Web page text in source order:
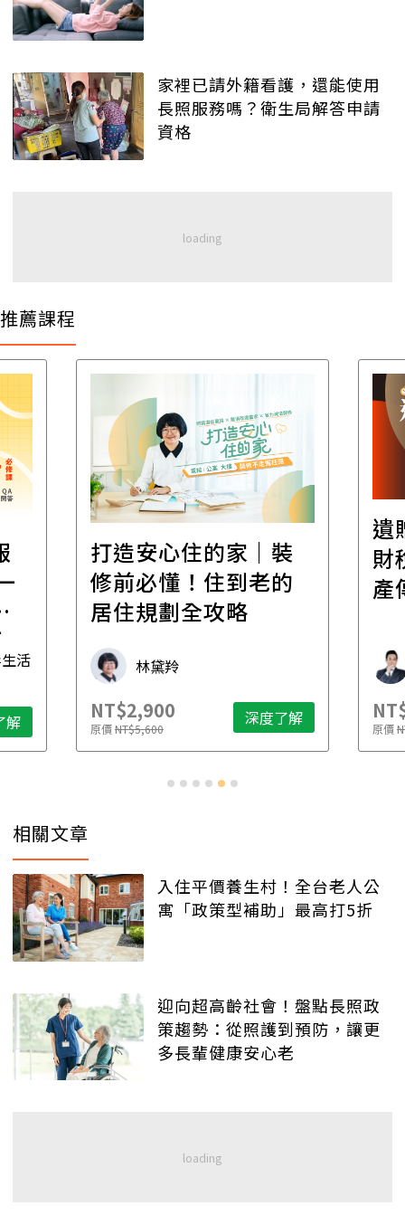
家裡已請外籍看護，還能使用
長照服務嗎？衛生局解答申請
資格
推薦課程
活
解
打造安心住的家｜裝
修前必懂！住到老的
居住規劃全攻略
林黛羚
NT$2,900
原價NT$5,600 深度了解
遺
財
產
原價
相關文章
入住平價養生村！全台老人公
寓「政策型補助」最高打5折
迎向超高齡社會！盤點長照政
策趨勢：從照護到預防，讓更
多長輩健康安心老